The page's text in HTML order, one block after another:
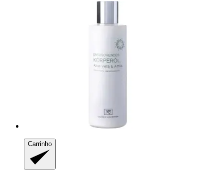
Carrinho